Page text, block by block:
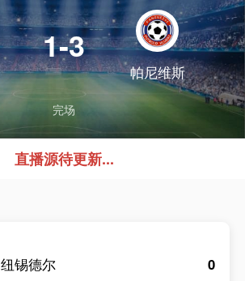
1-3
帕尼维斯
完场
直播源待更新...
纽锡德尔
0